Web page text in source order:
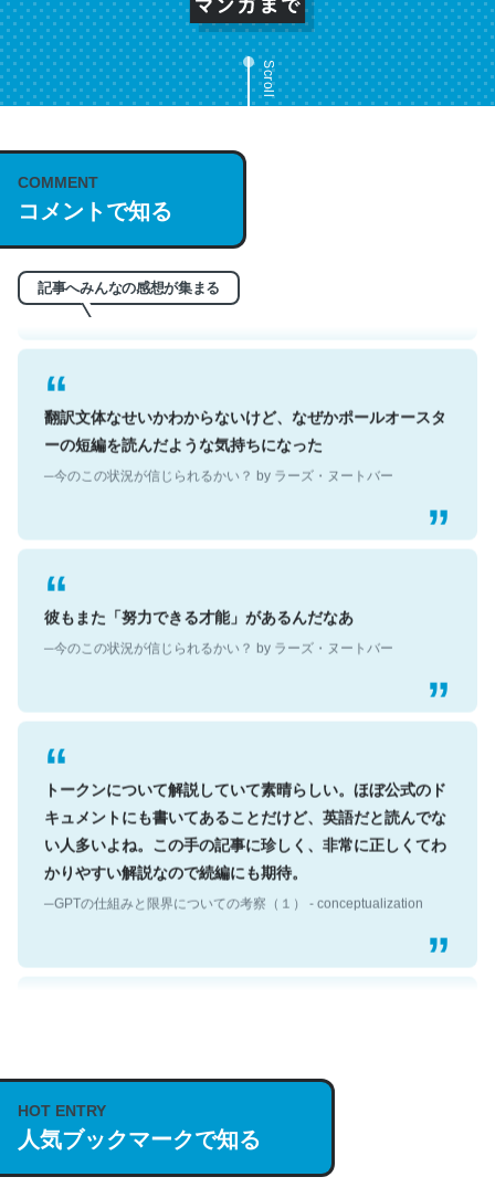
Scroll
COMMENT
コメントで知る
記事へみんなの感想が集まる
これは名文。彼はとてもクレバーなんだろうなと凄く思
う。英語少しでも読める人は原文もお勧め。自分はこの流
れ好き。Let’s Fucking Go. Then Covid hit. Shit.
翻訳文体なせいかわからないけど、なぜかポールオースタ
ーの短編を読んだような気持ちになった
─今のこの状況が信じられるかい？ by ラーズ・ヌートバー
彼もまた「努力できる才能」があるんだなあ
─今のこの状況が信じられるかい？ by ラーズ・ヌートバー
トークンについて解説していて素晴らしい。ほぼ公式のド
キュメントにも書いてあることだけど、英語だと読んでな
い人多いよね。この手の記事に珍しく、非常に正しくてわ
かりやすい解説なので続編にも期待。
─GPTの仕組みと限界についての考察（１） - conceptualization
https://isobe324649.hatenablog.com/entry/2023/03/27
/064121
─GPTの仕組みと限界についての考察（１） - conceptualization
HOT ENTRY
人気ブックマークで知る